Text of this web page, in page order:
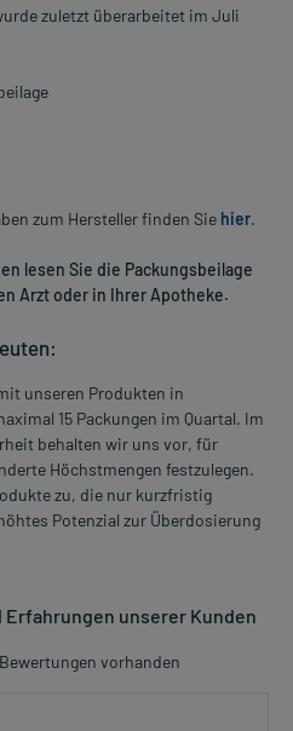
zuletzt überarbeitet im Juli
zum Hersteller finden Sie hier.
lesen Sie die Packungsbeilage
Arzt oder in Ihrer Apotheke.
unseren Produkten in
15 Packungen im Quartal. Im
behalten wir uns vor, für
Höchstmengen festzulegen.
zu, die nur kurzfristig
Potenzial zur Überdosierung
unserer Kunden
vorhanden